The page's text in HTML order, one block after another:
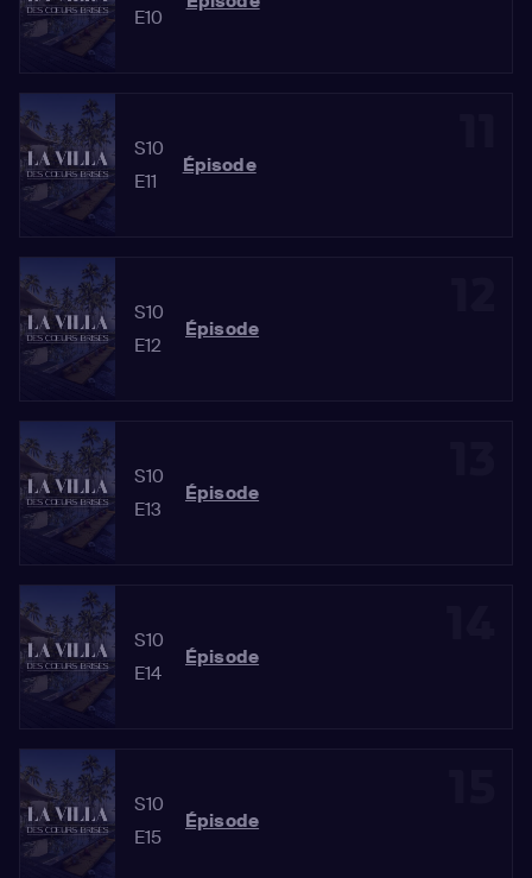
E10
S10
E11
Épisode
S10
E12
Épisode
S10
E13
Épisode
S10
E14
Épisode
S10
E15
Épisode